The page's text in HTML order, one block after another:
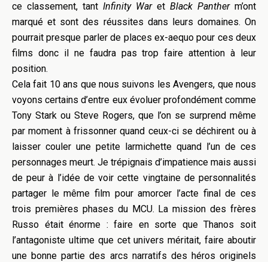
ce classement, tant Infinity Waret Black Pantherm’ont
marqué et sont des réussites dans leurs domaines. On
pourrait presque parler de places ex-aequo pour ces deux
films donc il ne faudra pas trop faire attention à leur
position.
Cela fait 10 ans que nous suivons les Avengers, que nous
voyons certains d’entre eux évoluer profondément comme
Tony Stark ou Steve Rogers, que l’on se surprend même
par moment à frissonner quand ceux-ci se déchirent ou à
laisser couler une petite larmichette quand l’un de ces
personnages meurt. Je trépignais d’impatience mais aussi
de peur à l’idée de voir cette vingtaine de personnalités
partager le même film pour amorcer l’acte final de ces
trois premières phases du MCU. La mission des frères
Russo était énorme : faire en sorte que Thanos soit
l’antagoniste ultime que cet univers méritait, faire aboutir
une bonne partie des arcs narratifs des héros originels